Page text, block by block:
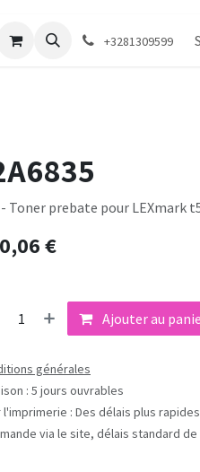
+3281309599
- Toner prebate pour LEXmark
€
Ajouter au
générales
: 5 jours ouvrables
l'imprimerie : Des délais plus
via le site, délais standard de